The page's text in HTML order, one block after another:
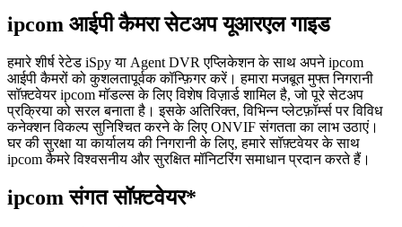
ipcom आईपी कैमरा सेटअप यूआरएल गाइड
हमारे शीर्ष रेटेड iSpy या Agent DVR एप्लिकेशन के साथ अपने ipcom
आईपी कैमरों को कुशलतापूर्वक कॉन्फ़िगर करें। हमारा मजबूत मुफ्त निगरानी
सॉफ़्टवेयर ipcom मॉडल्स के लिए विशेष विज़ार्ड शामिल है, जो पूरे सेटअप
प्रक्रिया को सरल बनाता है। इसके अतिरिक्त, विभिन्न प्लेटफ़ॉर्म्स पर विविध
कनेक्शन विकल्प सुनिश्चित करने के लिए ONVIF संगतता का लाभ उठाएं।
घर की सुरक्षा या कार्यालय की निगरानी के लिए, हमारे सॉफ़्टवेयर के साथ
ipcom कैमरे विश्वसनीय और सुरक्षित मॉनिटरिंग समाधान प्रदान करते हैं।
ipcom संगत सॉफ़्टवेयर*